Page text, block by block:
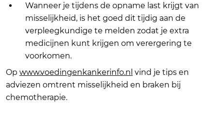
Wanneer je tijdens de opname last krijgt van
misselijkheid, is het goed dit tijdig aan de
verpleegkundige te melden zodat je extra
medicijnen kunt krijgen om verergering te
voorkomen.
Op www.voedingenkankerinfo.nl vind je tips en
adviezen omtrent misselijkheid en braken bij
chemotherapie.